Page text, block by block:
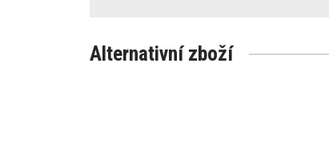
Alternativní zboží